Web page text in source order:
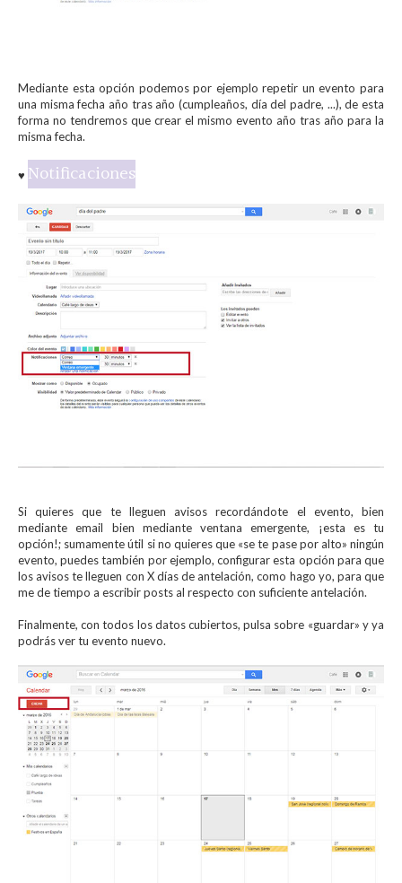
Mediante esta opción podemos por ejemplo repetir un evento para
una misma fecha año tras año (cumpleaños, día del padre, ...), de esta
forma no tendremos que crear el mismo evento año tras año para la
misma fecha.
♥ Notificaciones
Si quieres que te lleguen avisos recordándote el evento, bien
mediante email bien mediante ventana emergente, ¡esta es tu
opción!; sumamente útil si no quieres que «se te pase por alto» ningún
evento, puedes también por ejemplo, configurar esta opción para que
los avisos te lleguen con X días de antelación, como hago yo, para que
me de tiempo a escribir posts al respecto con suficiente antelación.
Finalmente, con todos los datos cubiertos, pulsa sobre «guardar» y ya
podrás ver tu evento nuevo.